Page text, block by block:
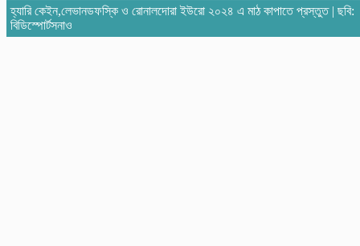
হ্যারি কেইন,লেভানডফস্কি ও রোনালদোরা ইউরো ২০২৪ এ মাঠ কাপাতে প্রস্তুত | ছবি:
বিডিস্পোর্টসনাও